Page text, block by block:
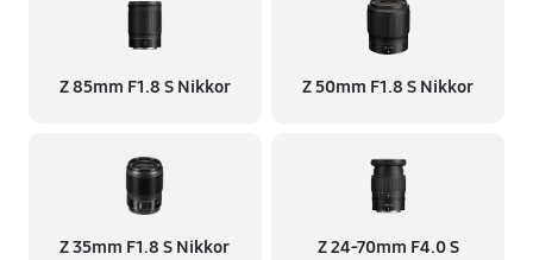
Z 85mm F1.8 S Nikkor Z 50mm F1.8 S Nikkor
Z 35mm F1.8 S Nikkor
Z 24-70mm F4.0 S